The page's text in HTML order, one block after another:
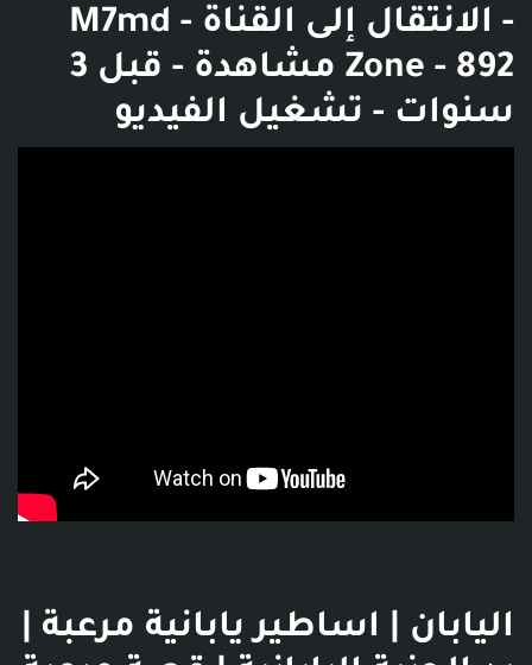
- الانتقال إلى القناة - M7md
Zone - 892 مشاهدة - قبل 3
سنوات - تشغيل الفيديو
اليابان | اساطير يابانية مرعبة |